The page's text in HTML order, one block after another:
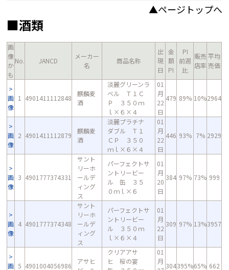
▲ページトップへ
■酒類
画
像
か
も
No. JANCD
メーカー
名
商品名称
出
現
日
金
額
PI
PI
前週
比
販売
店率
平均
売価
画
像
1 4901411112848
麒麟麦
酒
淡麗グリーンラ
ベル Ｔ１Ｃ
Ｐ ３５０ｍ
ｌ×６×４
01
月
22
日
479 89% 10%2964
画
像
2 4901411112879
麒麟麦
酒
淡麗プラチナ
ダブル Ｔ１
ＣＰ ３５０
ｍｌ×６×４
01
月
22
日
446 93% 7% 2929
画
像
3 4901777374331
サント
リーホ
ールデ
ィング
ス
パーフェクトサ
ントリービー
ル 缶 ３５
０ｍｌ×６
01
月
20
日
384 97% 73% 999
画
像
4 4901777374348
サント
リーホ
ールデ
ィング
ス
パーフェクトサ
ントリービー
ル ３５０ｍ
ｌ×６×４
01
月
22
日
309 97% 13%3957
画 5 4901004056986
アサヒ
クリアアサ
ヒ 桜の宴
01
月
304395%65% 662